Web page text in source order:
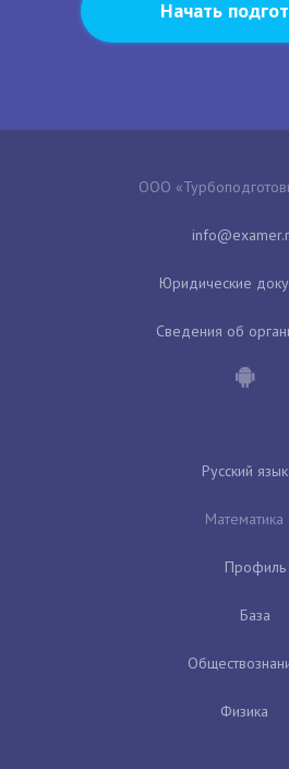
Начать
ООО
Юридические
Сведения об
Русский язык
Математика
Профиль
База
Физика